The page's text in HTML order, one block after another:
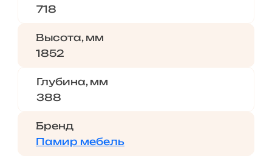
718
Высота, мм
1852
Глубина, мм
388
Бренд
Памир мебель